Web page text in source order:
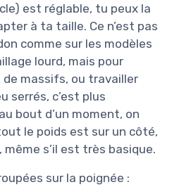
est réglable, tu peux la
à ta taille. Ce n’est pas
comme sur les modèles
lourd, mais pour
de massifs, ou travailler
serrés, c’est plus
bout d’un moment, on
le poids est sur un côté,
même s’il est très basique.
sur la poignée :